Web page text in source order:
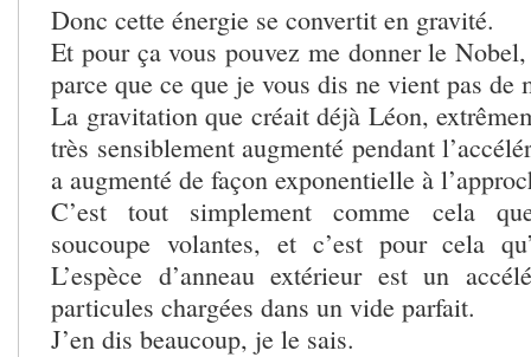
Donc cette énergie se convertit en gravité.
Et pour ça vous pouvez me donner le
parce que ce que je vous dis ne vient pas de
La gravitation que créait déjà Léon,
très sensiblement augmenté pendant
a augmenté de façon exponentielle à
C’est tout simplement comme cela
soucoupe volantes, et c’est pour cela
L’espèce d’anneau extérieur est un
particules chargées dans un vide parfait.
J’en dis beaucoup, je le sais.